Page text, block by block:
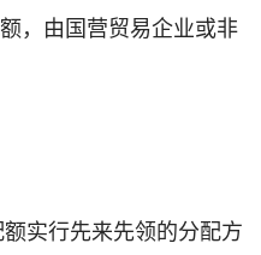
，由国营贸易企业或非
实行先来先领的分配方